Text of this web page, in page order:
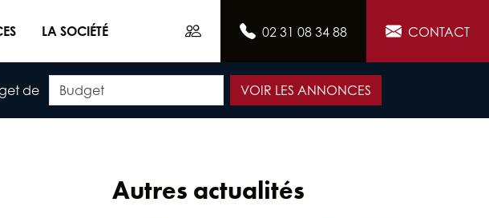
LA SOCIÉTÉ 02 31 08 34 88 CONTACT
de VOIR LES ANNONCES
Autres actualités